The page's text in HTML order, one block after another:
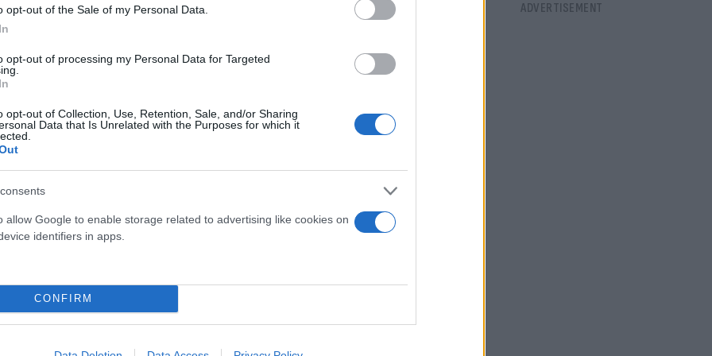
opt-out of the Sale of my Personal Data.
opt-out of processing my Personal Data for Targeted
opt-out of Collection, Use, Retention, Sale, and/or Sharing
Data that Is Unrelated with the Purposes for which it
allow Google to enable storage related to advertising like cookies on
identifiers in apps.
CONFIRM
και να μην οφείλονται τέλη κυκλοφορίας
δηλωθεί από ένα μόνο φυσικό πρόσωπο, το οποίο διαθέτει
συμβολαίου χρηματοδοτικής μίσθωσης (leasing).
όχημα ή μοτοσυκλέτα-μοτοποδήλατο. Απαραίτητη
να είναι σε κυκλοφορία, να είναι ασφαλισμένο και να μην
φορολογικού έτους 2021. Έτσι, όσοι δεν έχουν υποβάλλει
μέχρι τις 29 Αυγούστου, οπότε και «κλείνει» η πλατφόρμα
που έχουν ένα από τα παρακάτω οχήματα: